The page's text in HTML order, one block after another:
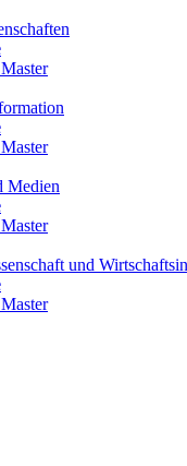
Medien
und